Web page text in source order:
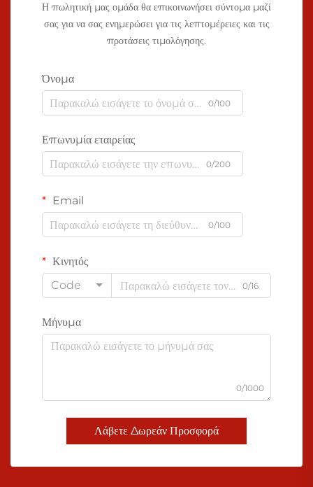
Η πωλητική μας ομάδα θα επικοινωνήσει σύντομα μαζί
σας για να σας ενημερώσει για τις λεπτομέρειες και τις
προτάσεις τιμολόγησης.
Όνομα
0/100
Επωνυμία εταιρείας
0/200
Email
0/100
Κινητός
Code
0/16
Μήνυμα
0/1000
Λάβετε Δωρεάν Προσφορά